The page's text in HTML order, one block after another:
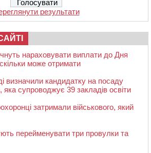
результати
нараховувати виплати до Дня
може отримати
визначили кандидатку на посаду
яка супроводжує 39 закладів освіти
затримали військового, який
перейменувати три провулки та